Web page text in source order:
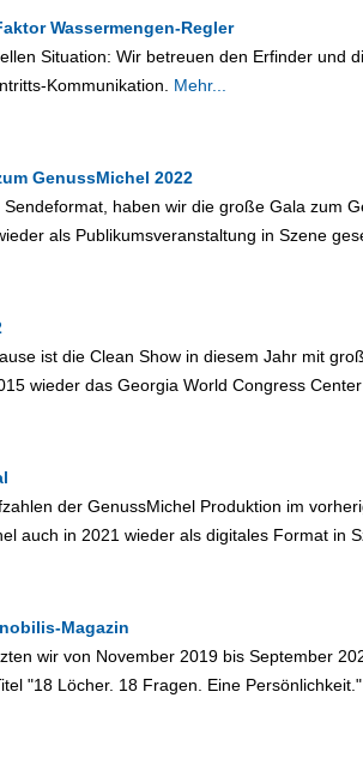
Wassermengen-Regler
Situation: Wir betreuen den Erfinder und
Kommunikation. Mehr...
GenussMichel 2022
haben wir die große Gala zum
als Publikumsveranstaltung in Szene
ist die Clean Show in diesem Jahr mit
wieder das Georgia World Congress Center
der GenussMichel Produktion im
auch in 2021 wieder als digitales Format in
Magazin
wir von November 2019 bis September
"18 Löcher. 18 Fragen. Eine Persönlichkeit."